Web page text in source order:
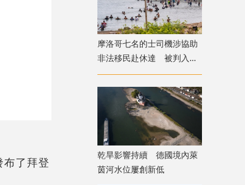
了拜登
摩洛哥七名的士司機涉協助
非法移民赴休達 被判入獄
兼罰款
乾旱影響持續 德國境內萊
茵河水位屢創新低